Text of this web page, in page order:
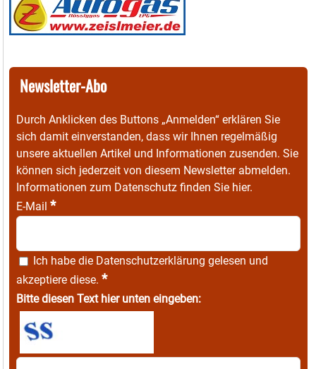
Newsletter-Abo
Durch Anklicken des Buttons „Anmelden“ erklären Sie
sich damit einverstanden, dass wir Ihnen regelmäßig
unsere aktuellen Artikel und Informationen zusenden. Sie
können sich jederzeit von diesem Newsletter abmelden.
Informationen zum Datenschutz finden Sie hier.
E-Mail *
Ich habe die Datenschutzerklärung gelesen und
akzeptiere diese. *
Bitte diesen Text hier unten eingeben: